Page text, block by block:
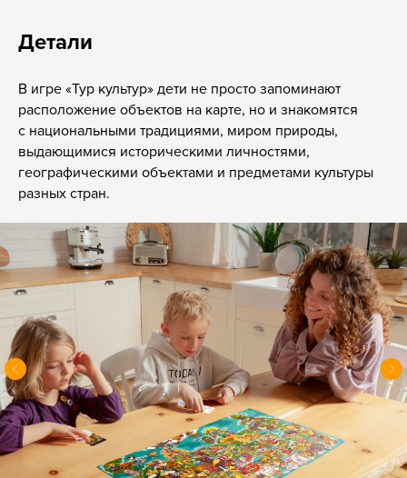
Детали
В игре «Тур культур» дети не просто запоминают
расположение объектов на карте, но и знакомятся
с национальными традициями, миром природы,
выдающимися историческими личностями,
географическими объектами и предметами культуры
разных стран.